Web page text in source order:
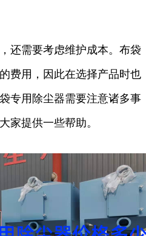
还需要考虑维护成本。布袋
费用，因此在选择产品时也
专用除尘器需要注意诸多事
家提供一些帮助。